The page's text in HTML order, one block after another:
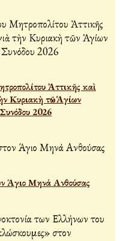
Ἀττικῆς καὶ
Κυριακὴ τῶν Ἁγίων
2026
Άγιο Μηνά Ανθούσας